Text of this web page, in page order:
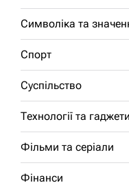
Символіка та
Спорт
Суспільство
Технології та гаджети
Фільми та серіали
Фінанси